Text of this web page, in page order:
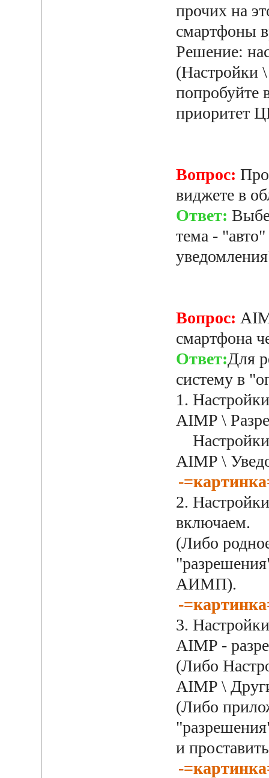
прочих на
смартфоны
Решение:
(Настройки
попробуйте
приоритет
Вопрос:
виджете в
Ответ:
тема -
Вопрос:
смартфона
Ответ:Для
систему в
1.
AIMP \
AIMP \
-
2.
включаем.
(Либо
АИМП).
-
3.
AIMP -
(Либо
AIMP \
(Либо
и
-